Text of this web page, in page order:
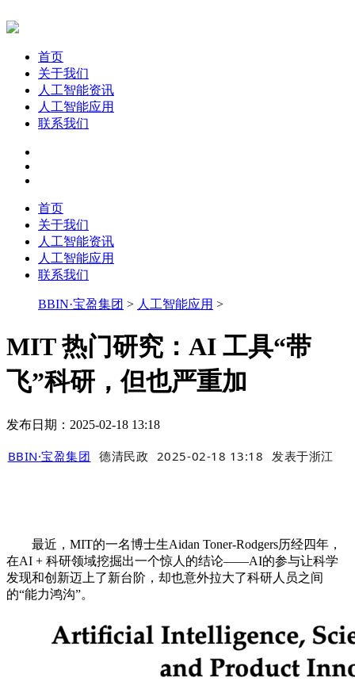
首页
关于我们
人工智能资讯
人工智能应用
联系我们
首页
关于我们
人工智能资讯
人工智能应用
联系我们
BBIN·宝盈集团 > 人工智能应用 >
MIT 热门研究：AI 工具“带
飞”科研，但也严重加
发布日期：2025-02-18 13:18
BBIN·宝盈集团 德清民政 2025-02-18 13:18 发表于浙江
最近，MIT的一名博士生Aidan Toner-Rodgers历经四年，
在AI + 科研领域挖掘出一个惊人的结论——AI的参与让科学
发现和创新迈上了新台阶，却也意外拉大了科研人员之间
的“能力鸿沟”。